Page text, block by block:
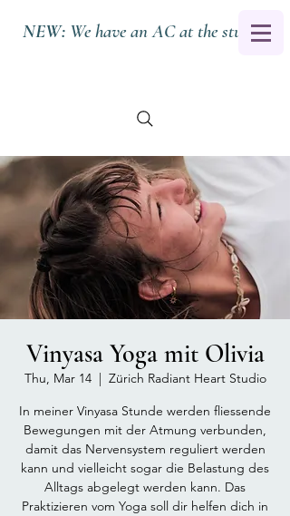
NEW: We have an AC at the studio.
Vinyasa Yoga mit Olivia
Thu, Mar 14
  |
Zürich Radiant Heart Studio
In meiner Vinyasa Stunde werden fliessende
Bewegungen mit der Atmung verbunden,
damit das Nervensystem reguliert werden
kann und vielleicht sogar die Belastung des
Alltags abgelegt werden kann. Das
Praktizieren vom Yoga soll dir helfen dich in